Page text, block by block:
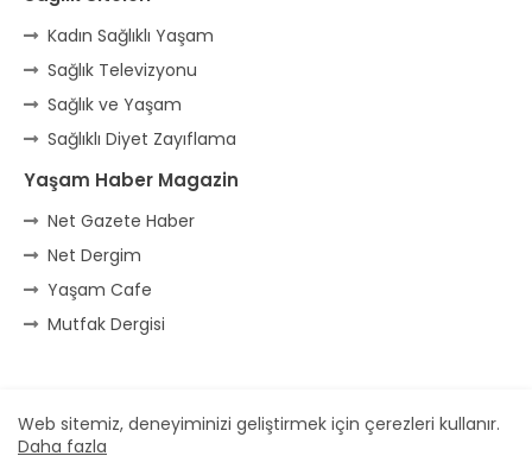
Kadın Sağlıklı Yaşam
Sağlık Televizyonu
Sağlık ve Yaşam
Sağlıklı Diyet Zayıflama
Yaşam Haber Magazin
Net Gazete Haber
Net Dergim
Yaşam Cafe
Mutfak Dergisi
Ana Sayfa * İletişim
* Reklam
Dizayn -
Web sitemiz, deneyiminizi geliştirmek için çerezleri kullanır.
Daha fazla